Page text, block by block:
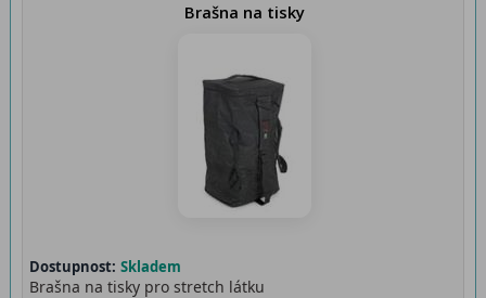
Brašna na tisky
Dostupnost: Skladem
Brašna na tisky pro stretch látku